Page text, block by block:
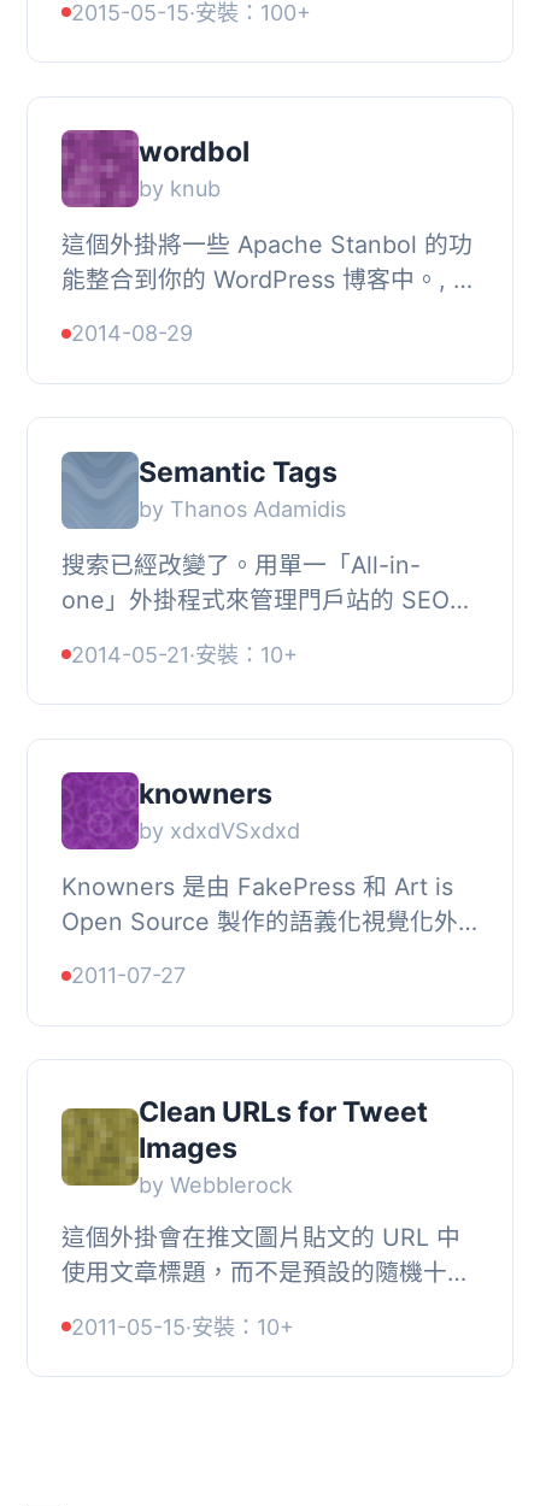
class 屬性。, 更多關於這個外掛的資訊
可以...
2015-05-15·安裝：100+
wordbol
by knub
這個外掛將一些 Apache Stanbol 的功
能整合到你的 WordPress 博客中。, 影
掛功能的影片。, 功能, , 自動產生連結
到維基...
2014-08-29
Semantic Tags
by Thanos Adamidis
搜索已經改變了。用單一「All-in-
one」外掛程式來管理門戶站的 SEO
到來，而且是 Google 的蜂鳥算法的基
礎。, 我們的外掛...
2014-05-21·安裝：10+
knowners
by xdxdVSxdxd
Knowners 是由 FakePress 和 Art is
Open Source 製作的語義化視覺化外
的一部分，讓您可以在其上放置一個美
觀的互動圖形，...
2011-07-27
Clean URLs for Tweet
Images
by Webblerock
這個外掛會在推文圖片貼文的 URL 中
使用文章標題，而不是預設的隨機十六
Images 外掛。
2011-05-15·安裝：10+